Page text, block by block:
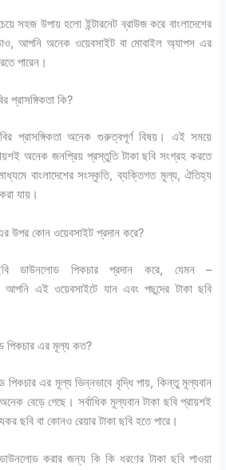
সহজ উপায় হলো ইন্টারনেট ব্রাউজ করে বাংলাদেশের
আপনি অনেক ওয়েবসাইট বা মোবাইল অ্যাপস এর
পারেন।
প্রাসঙ্গিকতা কি?
প্রাসঙ্গিকতা অনেক গুরুত্বপূর্ণ বিষয়। এই সময়ে
অনেক জনপ্রিয় প্রস্তুতি টাকা ছবি সংগ্রহ করতে
বাংলাদেশের সংস্কৃতি, ব্যক্তিগত মূল্য, ঐতিহ্য
যায়।
উপর কোন ওয়েবসাইট প্রদান করে?
ডাউনলোড পিকচার প্রদান করে, যেমন –
আপনি এই ওয়েবসাইটে যান এবং পছন্দের টাকা ছবি
পিকচার এর মূল্য কত?
পিকচার এর মূল্য ভিন্নভাবে বৃদ্ধি পায়, কিন্তু মূল্যবান
বেড়ে গেছে। সর্বাধিক মূল্যবান টাকা ছবি প্রায়শই
ছবি বা কোনও রেয়ার টাকা ছবি হতে পারে।
করার জন্য কি কি ধরণের টাকা ছবি পাওয়া